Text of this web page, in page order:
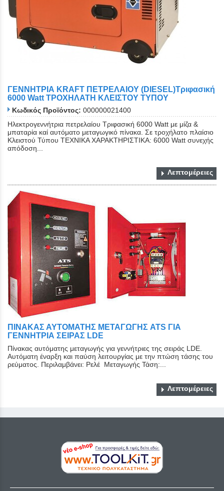
ΓΕΝΝΗΤΡΙΑ KRAFT ΠΕΤΡΕΛΑΙΟΥ (DIESEL)Τριφασική
6000 Watt ΤΡΟΧΗΛΑΤΗ ΚΛΕΙΣΤΟΥ ΤΥΠΟΥ
Κωδικός Προϊόντος: 000000021400
Ηλεκτρογεννήτρια πετρελαίου Τριφασική 6000 Watt με μίζα &
μπαταρία καί αυτόματο μεταγωγικό πίνακα. Σε τροχήλατο πλαίσιο
Κλειστού Τύπου ΤΕΧΝΙΚΑ ΧΑΡΑΚΤΗΡΙΣΤΙΚΑ: 6000 Watt συνεχής
απόδοση...
Λεπτομέρειες
ΠΙΝΑΚΑΣ ΑΥΤΟΜΑΤΗΣ ΜΕΤΑΓΩΓΗΣ ATS ΓΙΑ
ΓΕΝΝΗΤΡΙΑ ΣΕΙΡΑΣ LDE
Πίνακας αυτόματης μεταγωγής για γεννήτριες της σειράς LDE.
Αυτόματη έναρξη και παύση λειτουργίας με την πτώση τάσης του
ρεύματος. Περιλαμβάνει: Ρελέ Μεταγωγής Τάση:...
Λεπτομέρειες